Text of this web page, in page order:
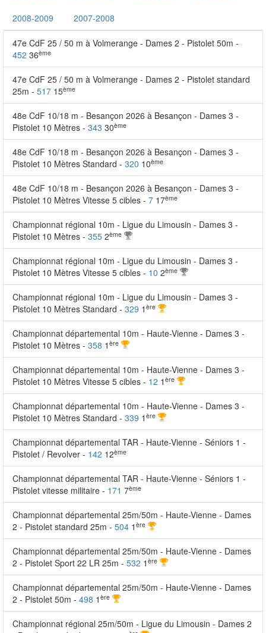
2008-2009 2007-2008
47e CdF 25 / 50 m à Volmerange - Dames 2 - Pistolet 50m -
452 36ème
47e CdF 25 / 50 m à Volmerange - Dames 2 - Pistolet standard
25m - 517 15ème
48e CdF 10/18 m - Besançon 2026 à Besançon - Dames 3 -
Pistolet 10 Mètres - 343 30ème
48e CdF 10/18 m - Besançon 2026 à Besançon - Dames 3 -
Pistolet 10 Mètres Standard - 320 10ème
48e CdF 10/18 m - Besançon 2026 à Besançon - Dames 3 -
Pistolet 10 Mètres Vitesse 5 cibles - 7 17ème
Championnat régional 10m - Ligue du Limousin - Dames 3 -
Pistolet 10 Mètres - 355 2ème
Championnat régional 10m - Ligue du Limousin - Dames 3 -
Pistolet 10 Mètres Vitesse 5 cibles - 10 2ème
Championnat régional 10m - Ligue du Limousin - Dames 3 -
Pistolet 10 Mètres Standard - 329 1 ère
Championnat départemental 10m - Haute-Vienne - Dames 3 -
Pistolet 10 Mètres - 358 1 ère
Championnat départemental 10m - Haute-Vienne - Dames 3 -
Pistolet 10 Mètres Vitesse 5 cibles - 12 1 ère
Championnat départemental 10m - Haute-Vienne - Dames 3 -
Pistolet 10 Mètres Standard - 339 1 ère
Championnat départemental TAR - Haute-Vienne - Séniors 1 -
Pistolet / Revolver - 142 12ème
Championnat départemental TAR - Haute-Vienne - Séniors 1 -
Pistolet vitesse militaire - 171 7ème
Championnat départemental 25m/50m - Haute-Vienne - Dames
2 - Pistolet standard 25m - 504 1 ère
Championnat départemental 25m/50m - Haute-Vienne - Dames
2 - Pistolet Sport 22 LR 25m - 532 1 ère
Championnat départemental 25m/50m - Haute-Vienne - Dames
2 - Pistolet 50m - 498 1 ère
Championnat régional 25m/50m - Ligue du Limousin - Dames 2